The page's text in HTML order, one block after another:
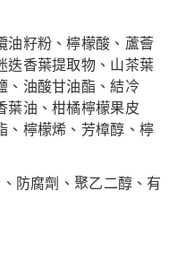
油籽粉、檸檬酸、蘆薈
迭香葉提取物、山茶葉
、油酸甘油酯、結冷
葉油、柑橘檸檬果皮
、檸檬烯、芳樟醇、檸
防腐劑、聚乙二醇、有